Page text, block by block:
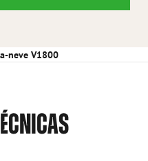
neve V1800